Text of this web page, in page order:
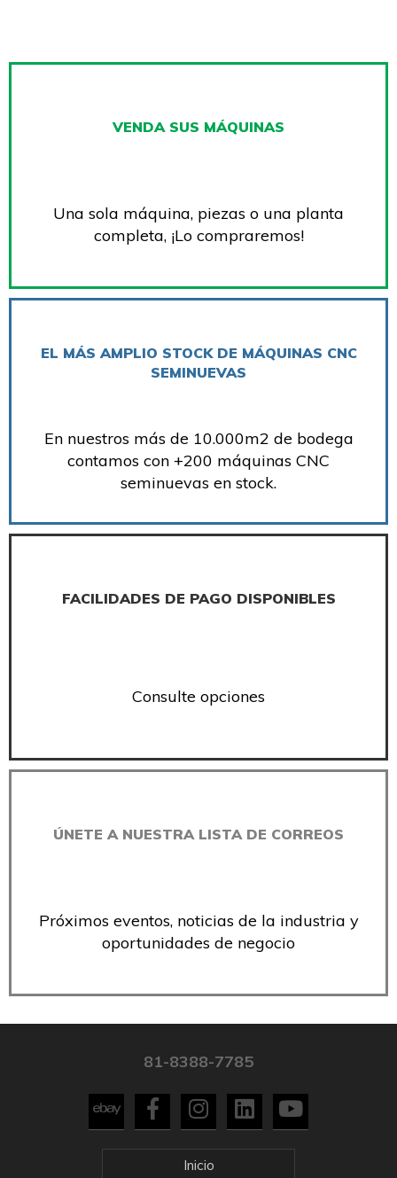
VENDA SUS MÁQUINAS
Una sola máquina, piezas o una planta
completa, ¡Lo compraremos!
EL MÁS AMPLIO STOCK DE MÁQUINAS CNC
SEMINUEVAS
En nuestros más de 10.000m2 de bodega
contamos con +200 máquinas CNC
seminuevas en stock.
FACILIDADES DE PAGO DISPONIBLES
Consulte opciones
ÚNETE A NUESTRA LISTA DE CORREOS
Próximos eventos, noticias de la industria y
oportunidades de negocio
81-8388-7785
Inicio